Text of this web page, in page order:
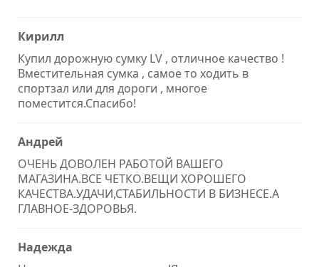
Кирилл
Купил дорожную сумку LV , отличное качество !
Вместительная сумка , самое то ходить в
спортзал или для дороги , многое
поместится.Спасибо!
Андрей
ОЧЕНЬ ДОВОЛЕН РАБОТОЙ ВАШЕГО
МАГАЗИНА.ВСЕ ЧЕТКО.ВЕЩИ ХОРОШЕГО
КАЧЕСТВА.УДАЧИ,СТАБИЛЬНОСТИ В БИЗНЕСЕ.А
ГЛАВНОЕ-ЗДОРОВЬЯ.
Надежда